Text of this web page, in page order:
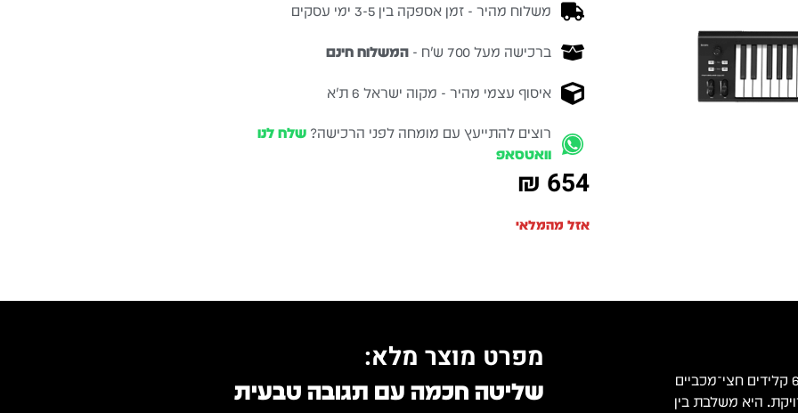
משלוח מהיר - זמן אספקה בין 3-5 ימי עסקים
ברכישה מעל 700 ש״ח - המשלוח חינם
איסוף עצמי מהיר - מקוה ישראל 6 ת״א
רוצים להתייעץ עם מומחה לפני הרכישה?שלח לנו
וואטסאפ
₪ 654
אזל מהמלאי
ICON iKeyboard 6 Nano היא מקלדת שליטה מתקדמת עם 61 קלידים חצי־מכביים
היא משלבת בין
מפרט מוצר מלא:
שליטה חכמה עם תגובה טבעית